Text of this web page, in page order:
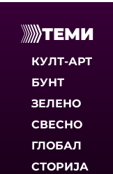
ТЕМИ
КУЛТ-АРТ
БУНТ
ЗЕЛЕНО
СВЕСНО
ГЛОБАЛ
СТОРИЈА